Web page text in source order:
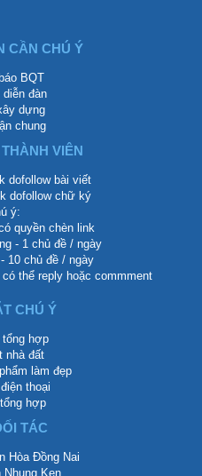
CẦN CHÚ Ý
BQT
diễn đàn
dựng
chung
VIÊN
dofollow bài viết
dofollow chữ ký
ý:
quyền chèn link
- 1 chủ đề / ngày
10 chủ đề / ngày
thể reply hoặc commment
CHÚ Ý
tổng hợp
nhà đất
làm đẹp
thoại
hợp
TÁC
Hòa Đồng Nai
Nhung Ken